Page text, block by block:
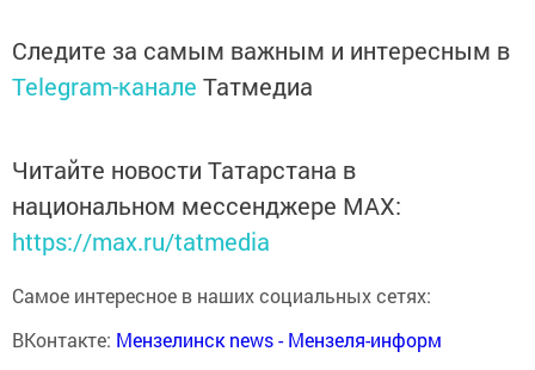
Следите за самым важным и интересным в
Telegram-канале Татмедиа
Читайте новости Татарстана в
национальном мессенджере MАХ:
https://max.ru/tatmedia
Самое интересное в наших социальных сетях:
ВКонтакте: Мензелинск news - Мензеля-информ